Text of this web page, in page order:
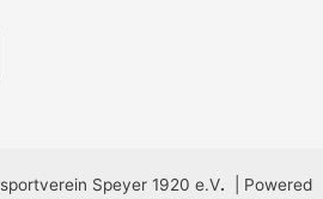
Speyer 1920 e.V. | Powered